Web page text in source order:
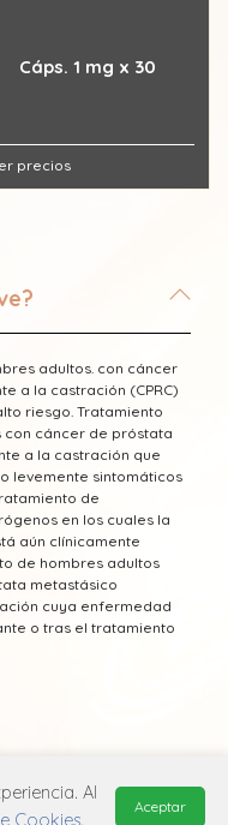
Cáps. 1 mg x 30
precios
adultos. con cáncer
a la castración (CPRC)
riesgo. Tratamiento
con cáncer de próstata
a la castración que
levemente sintomáticos
de
en los cuales la
aún clínicamente
de hombres adultos
metastásico
cuya enfermedad
o tras el tratamiento
tomada de Laboratorio
Vademecum
Al
Cookies.
Aceptar